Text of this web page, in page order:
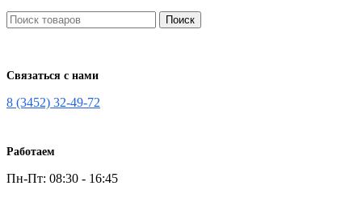
Поиск
Связаться с нами
8 (3452) 32-49-72
Работаем
Пн-Пт: 08:30 - 16:45